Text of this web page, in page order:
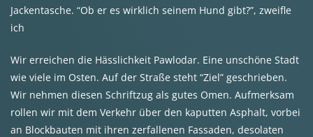
Jackentasche. “Ob er es wirklich seinem Hund gibt?”, zweifle
ich
Wir erreichen die Hässlichkeit Pawlodar. Eine unschöne Stadt
wie viele im Osten. Auf der Straße steht “Ziel” geschrieben.
Wir nehmen diesen Schriftzug als gutes Omen. Aufmerksam
rollen wir mit dem Verkehr über den kaputten Asphalt, vorbei
an Blockbauten mit ihren zerfallenen Fassaden, desolaten